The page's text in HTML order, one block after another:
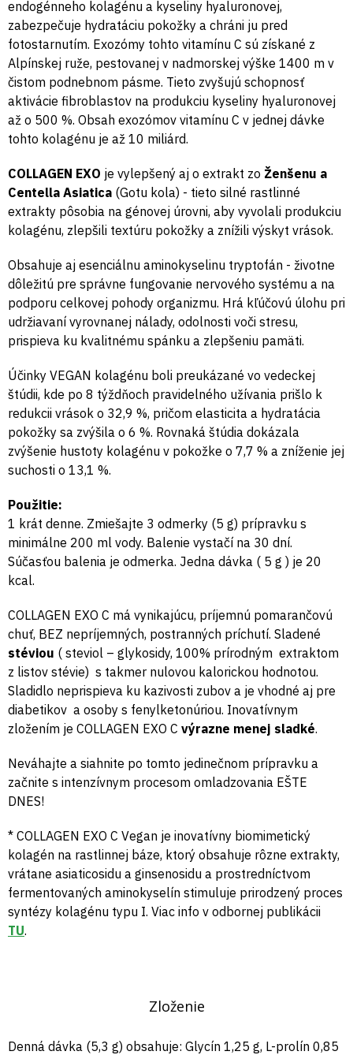
endogénneho kolagénu a kyseliny hyaluronovej,
zabezpečuje hydratáciu pokožky a chráni ju pred
fotostarnutím. Exozómy tohto vitamínu C sú získané z
Alpínskej ruže, pestovanej v nadmorskej výške 1400 m v
čistom podnebnom pásme. Tieto zvyšujú schopnosť
aktivácie fibroblastov na produkciu kyseliny hyaluronovej
až o 500 %. Obsah exozómov vitamínu C v jednej dávke
tohto kolagénu je až 10 miliárd.
COLLAGEN EXO je vylepšený aj o extrakt zo Ženšenu a
Centella Asiatica (Gotu kola) - tieto silné rastlinné
extrakty pôsobia na génovej úrovni, aby vyvolali produkciu
kolagénu, zlepšili textúru pokožky a znížili výskyt vrások.
Obsahuje aj esenciálnu aminokyselinu tryptofán - životne
dôležitú pre správne fungovanie nervového systému a na
podporu celkovej pohody organizmu. Hrá kľúčovú úlohu pri
udržiavaní vyrovnanej nálady, odolnosti voči stresu,
prispieva ku kvalitnému spánku a zlepšeniu pamäti.
Účinky VEGAN kolagénu boli preukázané vo vedeckej
štúdii, kde po 8 týždňoch pravidelného užívania prišlo k
redukcii vrások o 32,9 %, pričom elasticita a hydratácia
pokožky sa zvýšila o 6 %. Rovnaká štúdia dokázala
zvýšenie hustoty kolagénu v pokožke o 7,7 % a zníženie jej
suchosti o 13,1 %.
Použitie:
1 krát denne. Zmiešajte 3 odmerky (5 g) prípravku s
minimálne 200 ml vody. Balenie vystačí na 30 dní.
Súčasťou balenia je odmerka. Jedna dávka ( 5 g ) je 20
kcal.
COLLAGEN EXO C má vynikajúcu, príjemnú pomarančovú
chuť, BEZ nepríjemných, postranných príchutí. Sladené
stéviou ( steviol – glykosidy, 100% prírodným extraktom
z listov stévie) s takmer nulovou kalorickou hodnotou.
Sladidlo neprispieva ku kazivosti zubov a je vhodné aj pre
diabetikov a osoby s fenylketonúriou. Inovatívnym
zložením je COLLAGEN EXO C výrazne menej sladké.
Neváhajte a siahnite po tomto jedinečnom prípravku a
začnite s intenzívnym procesom omladzovania EŠTE
DNES!
* COLLAGEN EXO C Vegan je inovatívny biomimetický
kolagén na rastlinnej báze, ktorý obsahuje rôzne extrakty,
vrátane asiaticosidu a ginsenosidu a prostredníctvom
fermentovaných aminokyselín stimuluje prirodzený proces
syntézy kolagénu typu I. Viac info v odbornej publikácii
TU.
Zloženie
Denná dávka (5,3 g) obsahuje: Glycín 1,25 g, L-prolín 0,85